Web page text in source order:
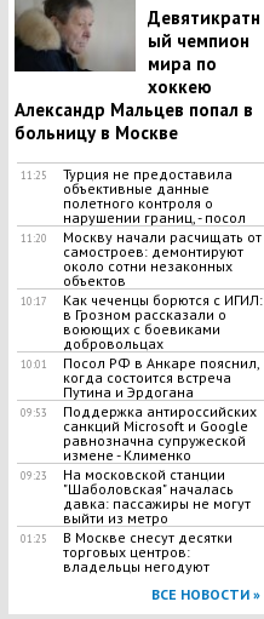
Девятикратн
ый чемпион
мира по
хоккею
Александр Мальцев попал в
больницу в Москве
11:25
Турция не предоставила
объективные данные
полетного контроля о
нарушении границ, - посол
11:20
Москву начали расчищать от
самостроев: демонтируют
около сотни незаконных
объектов
10:17
Как чеченцы борются с ИГИЛ:
в Грозном рассказали о
воюющих с боевиками
добровольцах
10:01
Посол РФ в Анкаре пояснил,
когда состоится встреча
Путина и Эрдогана
09:53
Поддержка антироссийских
санкций Microsoft и Google
равнозначна супружеской
измене - Клименко
09:23
На московской станции
"Шаболовская" началась
давка: пассажиры не могут
выйти из метро
01:25
В Москве снесут десятки
торговых центров:
владельцы негодуют
ВСЕ НОВОСТИ »